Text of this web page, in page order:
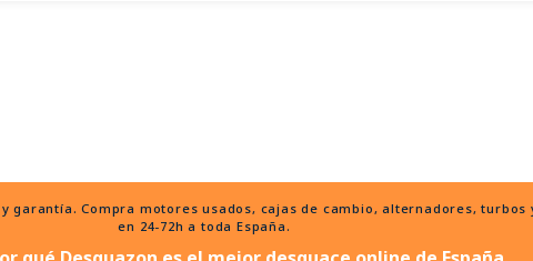
en 24-72h a toda España.
qué Desguazon es el mejor desguace online de España.